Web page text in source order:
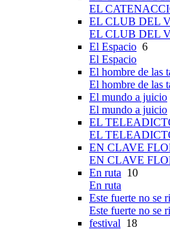
EL
EL CLUB DEL
EL CLUB DEL
El Espacio 6
El Espacio
El hombre de las
El hombre de las
El mundo a juicio
El mundo a juicio
EL
EL
EN CLAVE
EN CLAVE
En ruta 10
En ruta
Este fuerte no se
Este fuerte no se
festival 18